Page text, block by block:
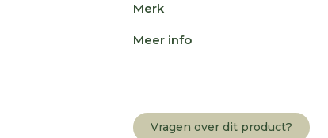
Merk
Meer info
Vragen over dit product?